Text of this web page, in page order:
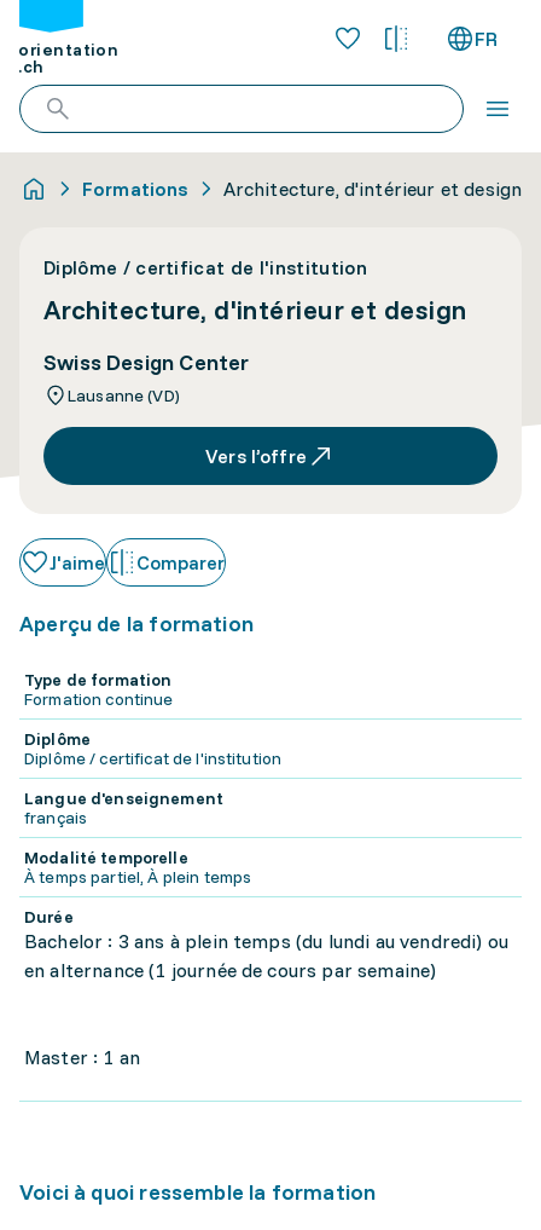
orientation
.ch
FR
Formations Architecture, d'intérieur et design
Diplôme / certificat de l'institution
Architecture, d'intérieur et design
Swiss Design Center
Lausanne (VD)
Vers l’offre
J'aime Comparer
Aperçu de la formation
Type de formation
Formation continue
Diplôme
Diplôme / certificat de l'institution
Langue d'enseignement
français
Modalité temporelle
À temps partiel, À plein temps
Durée
Bachelor : 3 ans à plein temps (du lundi au vendredi) ou
en alternance (1 journée de cours par semaine)
Master : 1 an
Voici à quoi ressemble la formation